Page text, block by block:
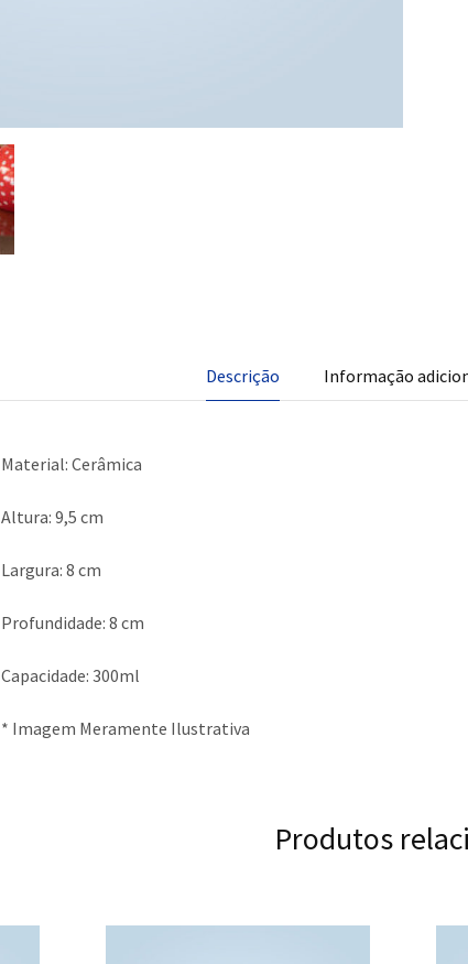
Descrição Informação
Material: Cerâmica
Altura: 9,5 cm
Largura: 8 cm
Profundidade: 8 cm
Capacidade: 300ml
* Imagem Meramente Ilustrativa
Produtos